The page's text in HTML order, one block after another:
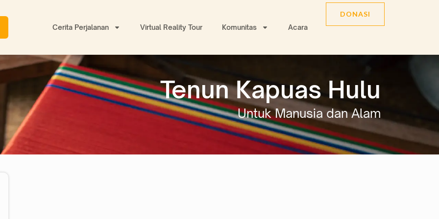
Cerita Perjalanan Virtual Reality Tour Komunitas Acara
DONASI
Tenun Kapuas Hulu
Untuk Manusia dan Alam